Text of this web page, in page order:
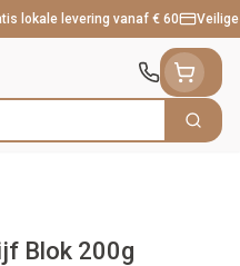
lokale levering vanaf € 60
Zoek
Blok 200g